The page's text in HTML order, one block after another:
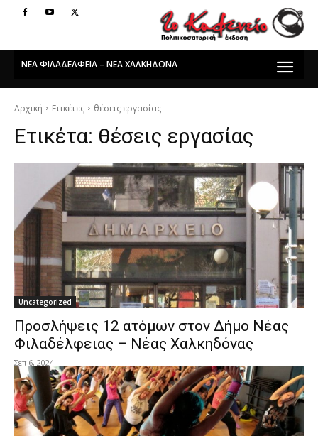
ΝΕΑ ΦΙΛΑΔΕΛΦΕΙΑ – ΝΕΑ ΧΑΛΚΗΔΟΝΑ
Αρχική Ετικέτες θέσεις εργασίας
Ετικέτα: θέσεις εργασίας
Uncategorized
Προσλήψεις 12 ατόμων στον Δήμο Νέας
Φιλαδέλφειας – Νέας Χαλκηδόνας
Σεπ 6, 2024